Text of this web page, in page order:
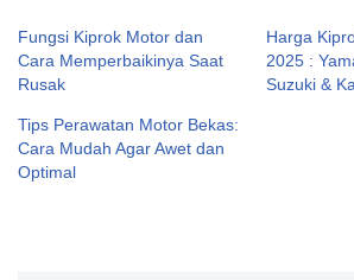
Fungsi Kiprok Motor dan
Cara Memperbaikinya Saat
Rusak
Harga
2025 :
Suzuki &
Tips Perawatan Motor Bekas:
Cara Mudah Agar Awet dan
Optimal